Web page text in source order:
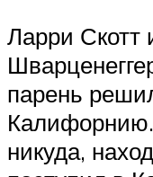
Ларри Скотт
парень
никуда,